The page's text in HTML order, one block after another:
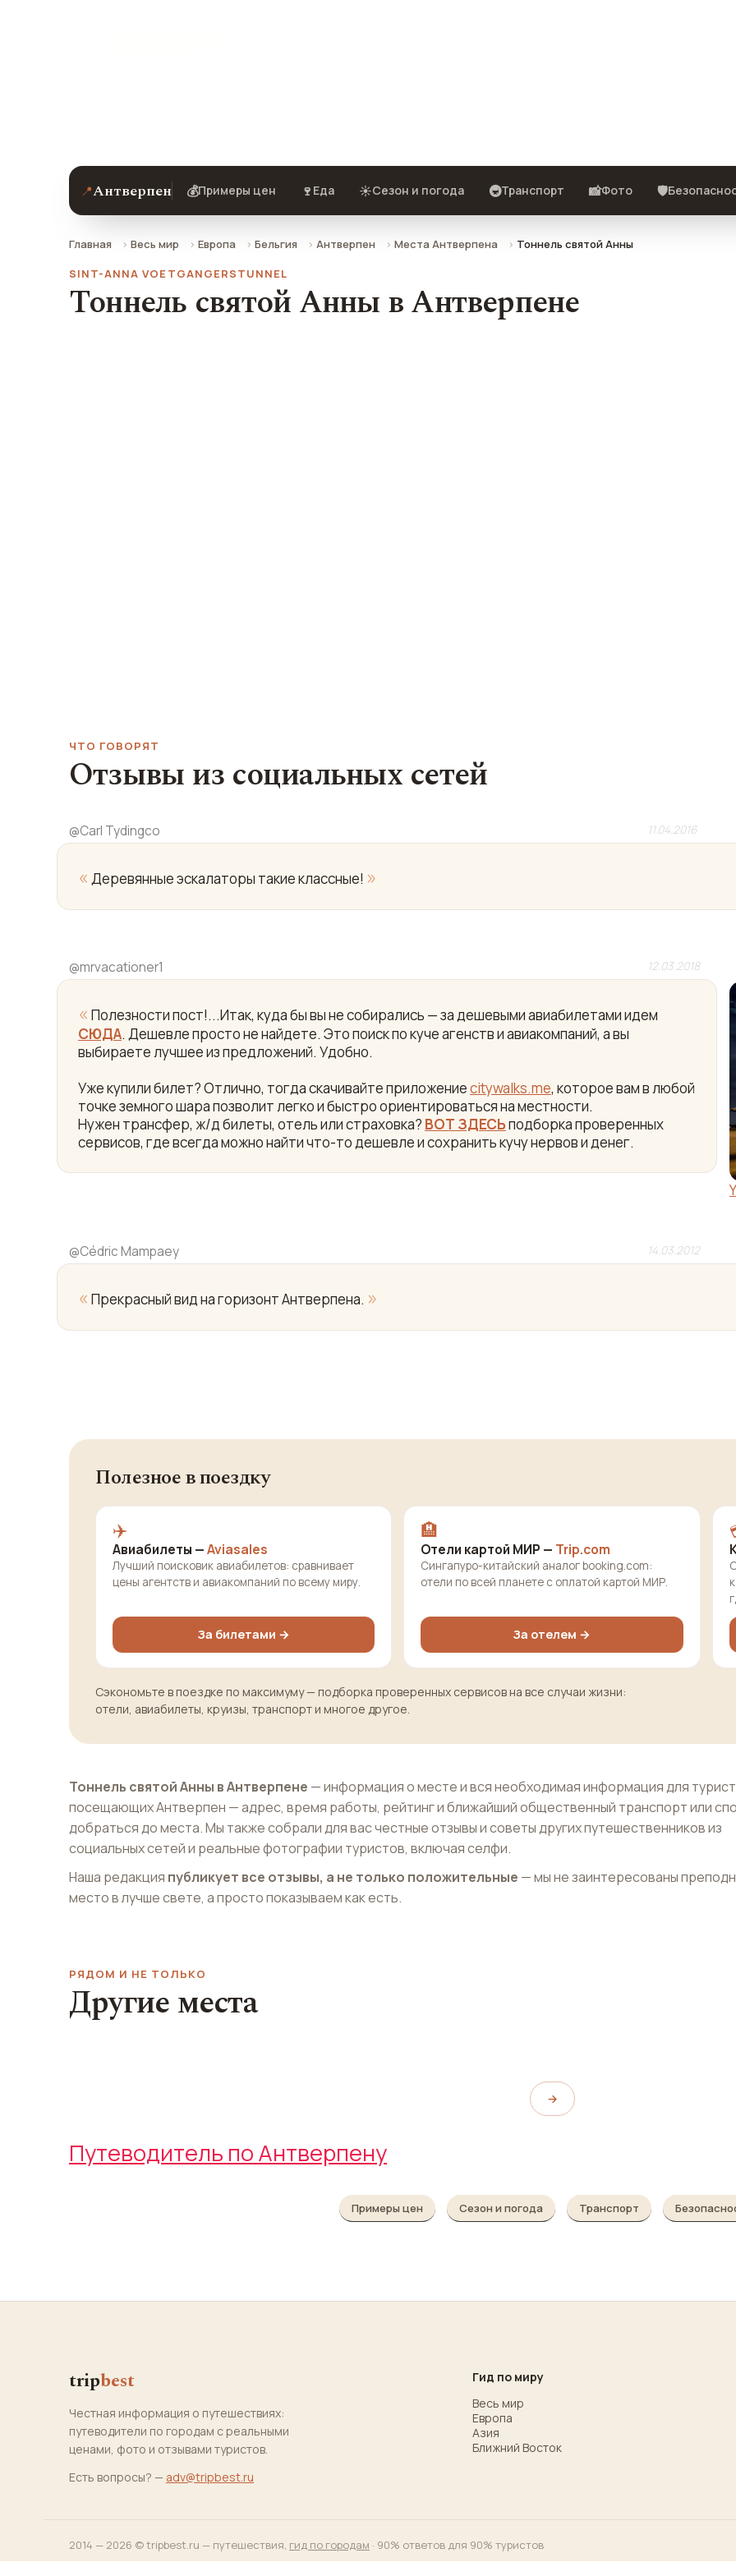
📍Антверпен 💰Примеры цен 🍷 Еда ☀️Сезон и погода 🚇Транспорт 📸Фото 🛡️
Главная Весь мир Европа Бельгия Антверпен Места Антверпена
Тоннель святой Анны
SINT-ANNA VOETGANGERSTUNNEL
Тоннель святой Анны в Антверпене
ЧТО ГОВОРЯТ
Отзывы из социальных сетей
@Carl Tydingco 11.04.2016
« Деревянные эскалаторы такие классные! »
@mrvacationer1 12.03.2018
« Полезности пост!...Итак, куда бы вы не собирались — за дешевыми авиабилетами идем
СЮДА. Дешевле просто не найдете. Это поиск по куче агенств и авиакомпаний, а вы
выбираете лучшее из предложений. Удобно.
Уже купили билет? Отлично, тогда скачивайте приложениеcitywalks.me, которое вам в любой
точке земного шара позволит легко и быстро ориентироваться на местности.
Нужен трансфер, ж/д билеты, отель или страховка? ВОТ ЗДЕСЬподборка проверенных
сервисов, где всегда можно найти что-то дешевле и сохранить кучу нервов и денег.
@Cédric Mampaey 14.03.2012
« Прекрасный вид на горизонт Антверпена. »
Полезное в поездку
✈️
Авиабилеты —Aviasales
Лучший поисковик авиабилетов: сравнивает
цены агентств и авиакомпаний по всему миру.
За билетами →
🏨
Отели картой МИР — Trip.com
Сингапуро-китайский аналог booking.com:
отели по всей планете с оплатой картой МИР.
За отелем →
Сэкономьте в поездке по максимуму — подборка проверенных сервисов на все случаи жизни:
отели, авиабилеты, круизы, транспорт и многое другое.
Тоннель святой Анны в Антверпене — информация о месте и вся необходимая информация для
посещающих Антверпен — адрес, время работы, рейтинг и ближайший общественный транспорт или
добраться до места. Мы также собрали для вас честные отзывы и советы других путешественников из
социальных сетей и реальные фотографии туристов, включая селфи.
Наша редакция публикует все отзывы, а не только положительные — мы не заинтересованы
место в лучше свете, а просто показываем как есть.
РЯДОМ И НЕ ТОЛЬКО
Другие места
Зоопарк
→
Путеводитель по Антверпену
Примеры цен Сезон и погода Транспорт
tripbest
Честная информация о путешествиях:
путеводители по городам с реальными
ценами, фото и отзывами туристов.
Есть вопросы? — adv@tripbest.ru
Гид по миру
Весь мир
Европа
Азия
Ближний Восток
2014 — 2026 © tripbest.ru — путешествия, гид по городам · 90% ответов для 90% туристов